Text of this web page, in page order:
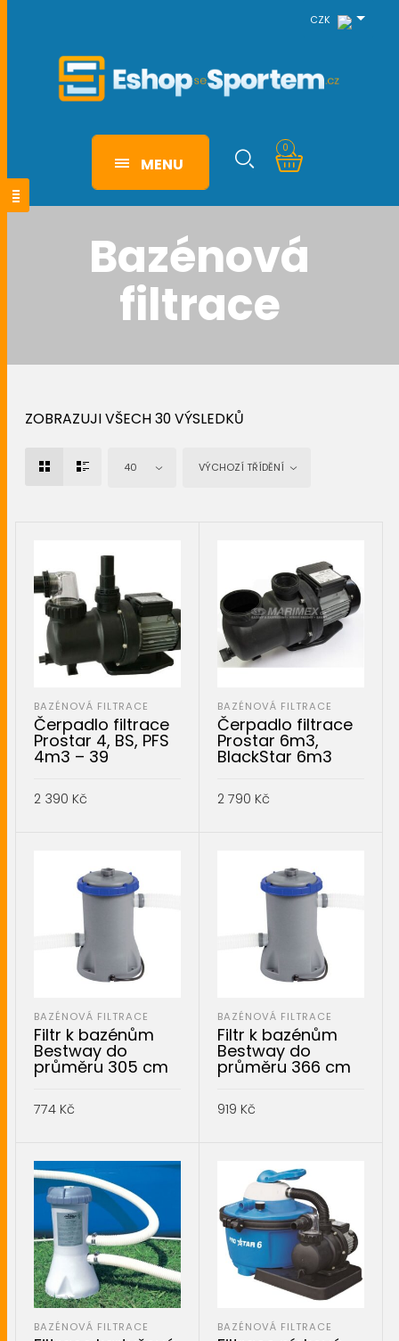
CZK
MENU
0
Bazénová
filtrace
ZOBRAZUJI VŠECH 30 VÝSLEDKŮ
40 VÝCHOZÍ TŘÍDĚNÍ
BAZÉNOVÁ FILTRACE
Čerpadlo filtrace
Prostar 4, BS, PFS
4m3 – 39
2 390 Kč
BAZÉNOVÁ FILTRACE
Čerpadlo filtrace
Prostar 6m3,
BlackStar 6m3
2 790 Kč
BAZÉNOVÁ FILTRACE
Filtr k bazénům
Bestway do
průměru 305 cm
774 Kč
BAZÉNOVÁ FILTRACE
Filtr k bazénům
Bestway do
průměru 366 cm
919 Kč
BAZÉNOVÁ FILTRACE BAZÉNOVÁ FILTRACE